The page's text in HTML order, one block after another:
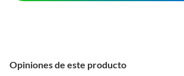
Opiniones de este producto